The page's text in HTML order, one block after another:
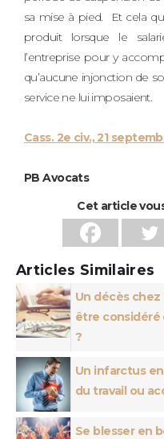
sa mise à pied. Et cela
produit lorsque le
l’entreprise pour y
qu’aucune injonction de
service ne lui imposaient.
Cass. 2e civ., 21
PB Avocats
Cet article
Articles Similaires
Un décès
être considéré
?
Un infarctus
du travail ou
Se blesser en